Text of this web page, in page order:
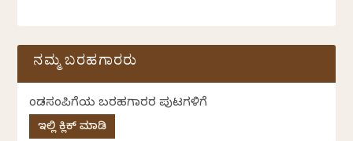
ನಮ್ಮ ಬರಹಗಾರರು
ಕೆಂಡಸಂಪಿಗೆಯ ಬರಹಗಾರರ ಪುಟಗಳಿಗೆ
ಇಲ್ಲಿ ಕ್ಲಿಕ್ ಮಾಡಿ